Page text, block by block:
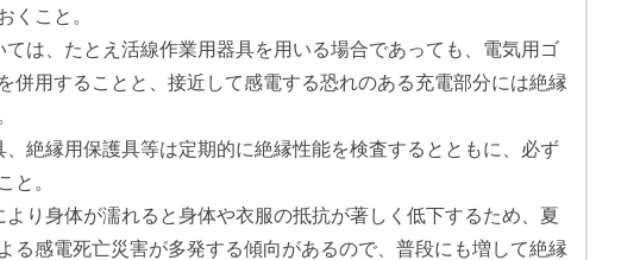
くこと。
は、たとえ活線作業用器具を用いる場合であっても、電気用ゴ
併用することと、接近して感電する恐れのある充電部分には絶縁
絶縁用保護具等は定期的に絶縁性能を検査するとともに、必ず
と。
り身体が濡れると身体や衣服の抵抗が著しく低下するため、夏
る感電死亡災害が多発する傾向があるので、普段にも増して絶縁